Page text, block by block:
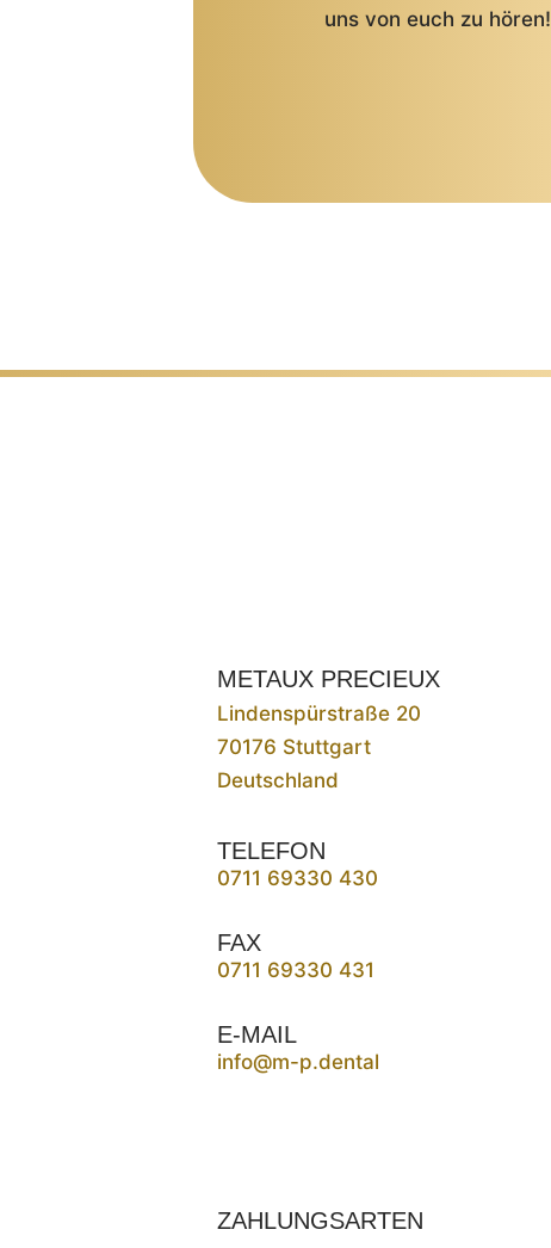
uns von euch zu hören!
METAUX PRECIEUX
Lindenspürstraße 20
70176 Stuttgart
Deutschland
TELEFON
0711 69330 430
FAX
0711 69330 431
E-MAIL
info@m-p.dental
ZAHLUNGSARTEN